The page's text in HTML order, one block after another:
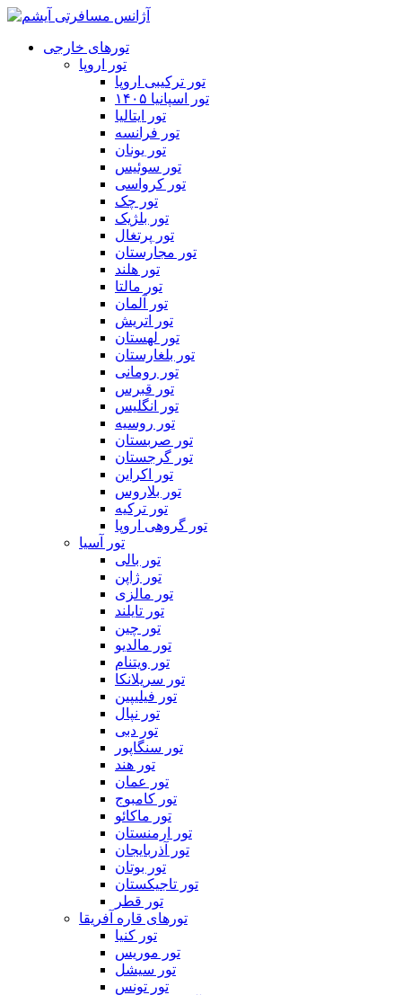
تورهای خارجی
تور اروپا
تور ترکیبی اروپا
تور اسپانیا ۱۴۰۵
تور ایتالیا
تور فرانسه
تور یونان
تور سوئیس
تور کرواسی
تور چک
تور بلژیک
تور پرتغال
تور مجارستان
تور هلند
تور مالتا
تور آلمان
تور اتریش
تور لهستان
تور بلغارستان
تور رومانی
تور قبرس
تور انگلیس
تور روسیه
تور صربستان
تور گرجستان
تور اکراین
تور بلاروس
تور ترکیه
تور گروهی اروپا
تور آسیا
تور بالی
تور ژاپن
تور مالزی
تور تایلند
تور چین
تور مالدیو
تور ویتنام
تور سریلانکا
تور فیلیپین
تور نپال
تور دبی
تور سنگاپور
تور هند
تور عمان
تور کامبوج
تور ماکائو
تور ارمنستان
تور آذربایجان
تور بوتان
تور تاجیکستان
تور قطر
تورهای قاره آفریقا
تور کنیا
تور موریس
تور سیشل
تور تونس